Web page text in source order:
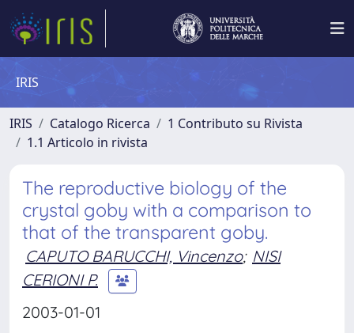
IRIS
IRIS Catalogo Ricerca
1 Contributo su Rivista
1.1 Articolo in rivista
The reproductive biology of the
crystal goby with a comparison to
that of the transparent goby.
CAPUTO BARUCCHI, Vincenzo; NISI
CERIONI P.
2003-01-01